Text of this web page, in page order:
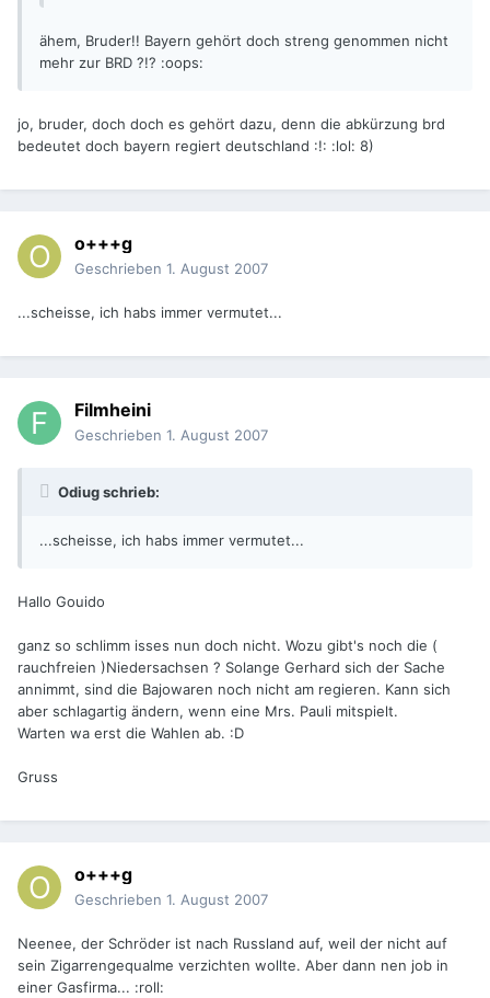
ähem, Bruder!! Bayern gehört doch streng genommen nicht
mehr zur BRD ?!? :oops:
jo, bruder, doch doch es gehört dazu, denn die abkürzung brd
bedeutet doch bayern regiert deutschland :!: :lol: 8)
o+++g
Geschrieben 1. August 2007
...scheisse, ich habs immer vermutet...
Filmheini
Geschrieben 1. August 2007
Odiug schrieb:
...scheisse, ich habs immer vermutet...
Hallo Gouido
ganz so schlimm isses nun doch nicht. Wozu gibt's noch die (
rauchfreien )Niedersachsen ? Solange Gerhard sich der Sache
annimmt, sind die Bajowaren noch nicht am regieren. Kann sich
aber schlagartig ändern, wenn eine Mrs. Pauli mitspielt.
Warten wa erst die Wahlen ab. :D
Gruss
o+++g
Geschrieben 1. August 2007
Neenee, der Schröder ist nach Russland auf, weil der nicht auf
sein Zigarrengequalme verzichten wollte. Aber dann nen job in
einer Gasfirma... :roll: